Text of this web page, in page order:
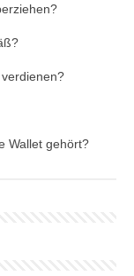
Wallet gehört?